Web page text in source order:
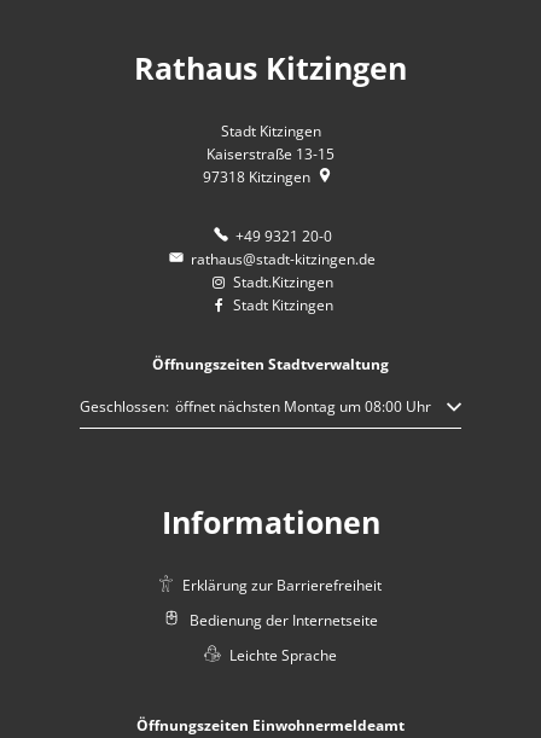
Rathaus Kitzingen
Stadt Kitzingen
Kaiserstraße 13-15
97318 Kitzingen
+49 9321 20-0
rathaus@stadt-kitzingen.de
Stadt.Kitzingen
Stadt Kitzingen
Öffnungszeiten Stadtverwaltung
Klicken, um weitere Öffnungs- oder Schließzeiten auszublenden
Geschlossen: öffnet nächsten Montag um 08:00 Uhr
Informationen
Erklärung zur Barrierefreiheit
Bedienung der Internetseite
Leichte Sprache
Öffnungszeiten Einwohnermeldeamt